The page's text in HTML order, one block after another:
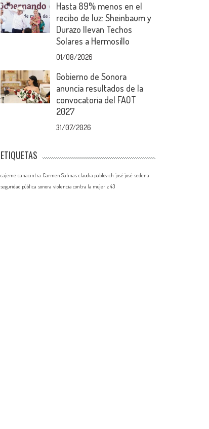
Hasta 89% menos en el
recibo de luz: Sheinbaum y
Durazo llevan Techos
Solares a Hermosillo
01/08/2026
Gobierno de Sonora
anuncia resultados de la
convocatoria del FAOT
2027
31/07/2026
ETIQUETAS
cajeme canacintra Carmen Salinas claudia pablovich josé josé sedena
seguridad pública sonora violencia contra la mujer z 43